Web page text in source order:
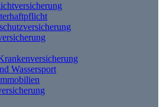
Wassersport